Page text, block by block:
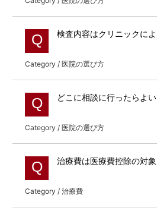
Q 検査内容はクリニックに
Category / 医院の選び方
Q どこに相談に行ったらよ
Category / 医院の選び方
Q 治療費は医療費控除の対
Category / 治療費